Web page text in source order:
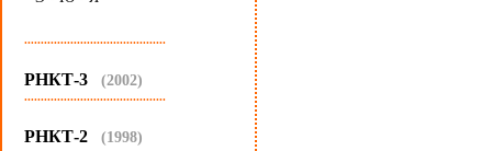
...........................................
РНКТ-3 (2002)
...........................................
РНКТ-2 (1998)